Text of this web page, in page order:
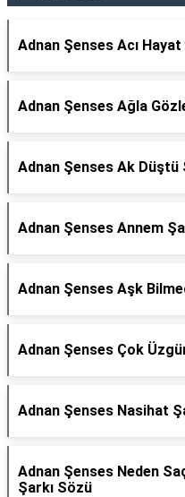
Adnan Şenses Acı
Adnan Şenses Ağla
Adnan Şenses Ak Düştü
Adnan Şenses Annem
Adnan Şenses Aşk
Adnan Şenses Çok
Adnan Şenses Nasihat
Adnan Şenses Neden
Şarkı Sözü